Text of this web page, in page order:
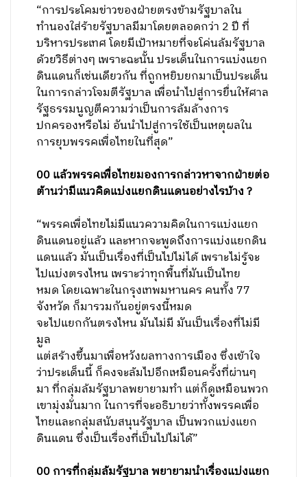
“การประโคมข่าวของฝ่ายตรงข้ามรัฐบาลใน
ทำนองใส่ร้ายรัฐบาลมีมาโดยตลอดกว่า 2 ปี ที่
บริหารประเทศ โดยมีเป้าหมายที่จะโค่นล้มรัฐบาล
ด้วยวิธีต่างๆ เพราะฉะนั้น ประเด็นในการแบ่งแยก
ดินแดนก็เช่นเดียวกัน ที่ถูกหยิบยกมาเป็นประเด็น
ในการกล่าวโจมตีรัฐบาล เพื่อนำไปสู่การยื่นให้ศาล
รัฐธรรมนูญตีความว่าเป็นการล้มล้างการ
ปกครองหรือไม่ อันนำไปสู่การใช้เป็นเหตุผลใน
การยุบพรรคเพื่อไทยในที่สุด”
00 แล้วพรรคเพื่อไทยมองการกล่าวหาจากฝ่ายต่อ
ต้านว่ามีแนวคิดแบ่งแยกดินแดนอย่างไรบ้าง ?
“พรรคเพื่อไทยไม่มีแนวความคิดในการแบ่งแยก
ดินแดนอยู่แล้ว และหากจะพูดถึงการแบ่งแยกดิน
แดนแล้ว มันเป็นเรื่องที่เป็นไปไม่ได้ เพราะไม่รู้จะ
ไปแบ่งตรงไหน เพราะว่าทุกพื้นที่มันเป็นไทย
หมด โดยเฉพาะในกรุงเทพมหานคร คนทั้ง 77
จังหวัด ก็มารวมกันอยู่ตรงนี้หมด
จะไปแยกกันตรงไหน มันไม่มี มันเป็นเรื่องที่ไม่มี
มูล
แต่สร้างขึ้นมาเพื่อหวังผลทางการเมือง ซึ่งเข้าใจ
ว่าประเด็นนี้ ก็คงจะล้มไปอีกเหมือนครั้งที่ผ่านๆ
มา ที่กลุ่มล้มรัฐบาลพยายามทำ แต่ก็ดูเหมือนพวก
เขามุ่งมั่นมาก ในการที่จะอธิบายว่าทั้งพรรคเพื่อ
ไทยและกลุ่มสนับสนุนรัฐบาล เป็นพวกแบ่งแยก
ดินแดน ซึ่งเป็นเรื่องที่เป็นไปไม่ได้”
00 การที่กลุ่มล้มรัฐบาล พยายามนำเรื่องแบ่งแยก